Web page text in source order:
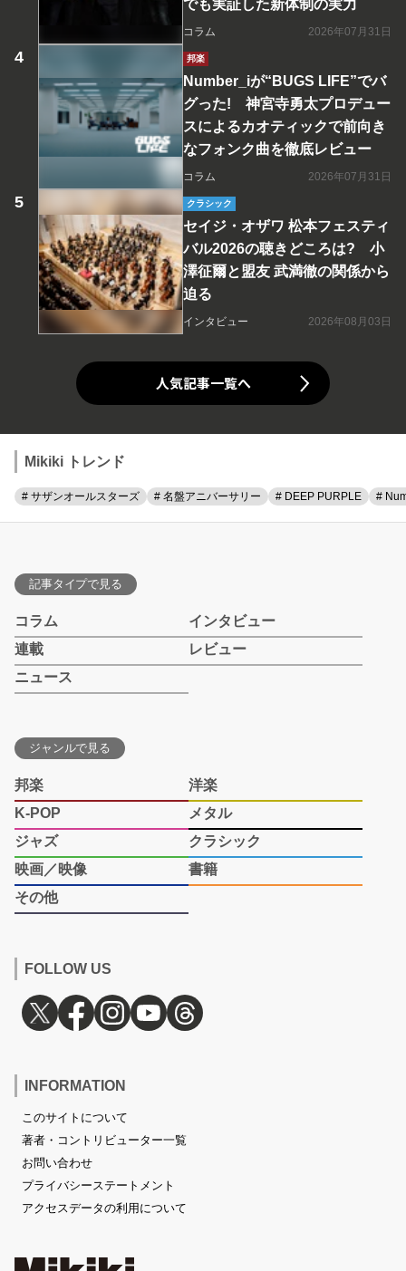
でも実証した新体制の実力
コラム 2026年07月31日
邦楽
Number_iが“BUGS LIFE”でバ
グった! 神宮寺勇太プロデュー
スによるカオティックで前向き
なフォンク曲を徹底レビュー
コラム 2026年07月31日
クラシック
セイジ・オザワ 松本フェスティ
バル2026の聴きどころは? 小
澤征爾と盟友 武満徹の関係から
迫る
インタビュー 2026年08月03日
人気記事一覧へ
Mikiki トレンド
# サザンオールスターズ # 名盤アニバーサリー # DEEP PURPLE #
記事タイプで見る
コラム
インタビュー
連載
レビュー
ニュース
ジャンルで見る
邦楽
洋楽
K-POP
メタル
ジャズ
クラシック
映画／映像
書籍
その他
FOLLOW US
INFORMATION
このサイトについて
著者・コントリビューター一覧
お問い合わせ
プライバシーステートメント
アクセスデータの利用について